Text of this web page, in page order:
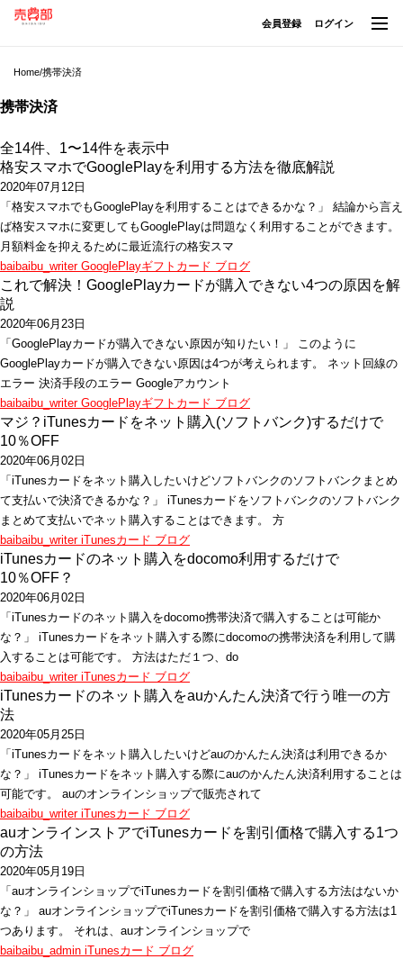
会員登録 ログイン
Home/携帯決済
携帯決済
全14件、1〜14件を表示中
格安スマホでGooglePlayを利用する方法を徹底解説
2020年07月12日
「格安スマホでもGooglePlayを利用することはできるかな？」 結論から言え
ば格安スマホに変更してもGooglePlayは問題なく利用することができます。
月額料金を抑えるために最近流行の格安スマ
baibaibu_writer GooglePlayギフトカード ブログ
これで解決！GooglePlayカードが購入できない4つの原因を解
説
2020年06月23日
「GooglePlayカードが購入できない原因が知りたい！」 このように
GooglePlayカードが購入できない原因は4つが考えられます。 ネット回線の
エラー 決済手段のエラー Googleアカウント
baibaibu_writer GooglePlayギフトカード ブログ
マジ？iTunesカードをネット購入(ソフトバンク)するだけで
10％OFF
2020年06月02日
「iTunesカードをネット購入したいけどソフトバンクのソフトバンクまとめ
て支払いで決済できるかな？」 iTunesカードをソフトバンクのソフトバンク
まとめて支払いでネット購入することはできます。 方
baibaibu_writer iTunesカード ブログ
iTunesカードのネット購入をdocomo利用するだけで
10％OFF？
2020年06月02日
「iTunesカードのネット購入をdocomo携帯決済で購入することは可能か
な？」 iTunesカードをネット購入する際にdocomoの携帯決済を利用して購
入することは可能です。 方法はただ１つ、do
baibaibu_writer iTunesカード ブログ
iTunesカードのネット購入をauかんたん決済で行う唯一の方
法
2020年05月25日
「iTunesカードをネット購入したいけどauのかんたん決済は利用できるか
な？」 iTunesカードをネット購入する際にauのかんたん決済利用することは
可能です。 auのオンラインショップで販売されて
baibaibu_writer iTunesカード ブログ
auオンラインストアでiTunesカードを割引価格で購入する1つ
の方法
2020年05月19日
「auオンラインショップでiTunesカードを割引価格で購入する方法はないか
な？」 auオンラインショップでiTunesカードを割引価格で購入する方法は1
つあります。 それは、auオンラインショップで
baibaibu_admin iTunesカード ブログ